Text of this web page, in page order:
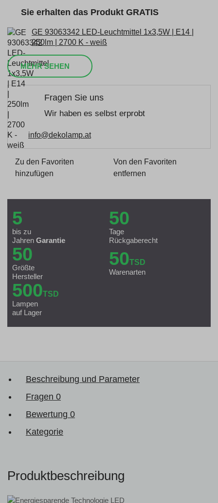
Sie erhalten das Produkt GRATIS
GE 93063342 LED-Leuchtmittel 1x3,5W | E14 |
250lm | 2700 K - weiß
MEHR SEHEN
Fragen Sie uns
Wir haben es selbst erprobt
info@dekolamp.at
Zu den Favoriten
hinzufügen
Von den Favoriten
entfernen
5
bis zu
Jahren Garantie
50
Tage
Rückgaberecht
50
Größte
Hersteller
50TSD
Warenarten
500TSD
Lampen
auf Lager
Beschreibung und Parameter
Fragen 0
Bewertung 0
Kategorie
Produktbeschreibung